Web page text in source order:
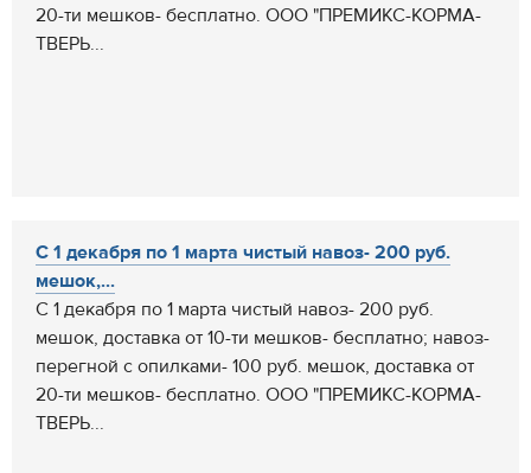
20-ти мешков- бесплатно. ООО "ПРЕМИКС-КОРМА-
ТВЕРЬ...
С 1 декабря по 1 марта чистый навоз- 200 руб.
мешок,...
С 1 декабря по 1 марта чистый навоз- 200 руб.
мешок, доставка от 10-ти мешков- бесплатно; навоз-
перегной с опилками- 100 руб. мешок, доставка от
20-ти мешков- бесплатно. ООО "ПРЕМИКС-КОРМА-
ТВЕРЬ...